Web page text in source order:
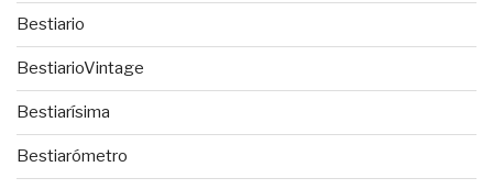
Bestiario
BestiarioVintage
Bestiarísima
Bestiarómetro